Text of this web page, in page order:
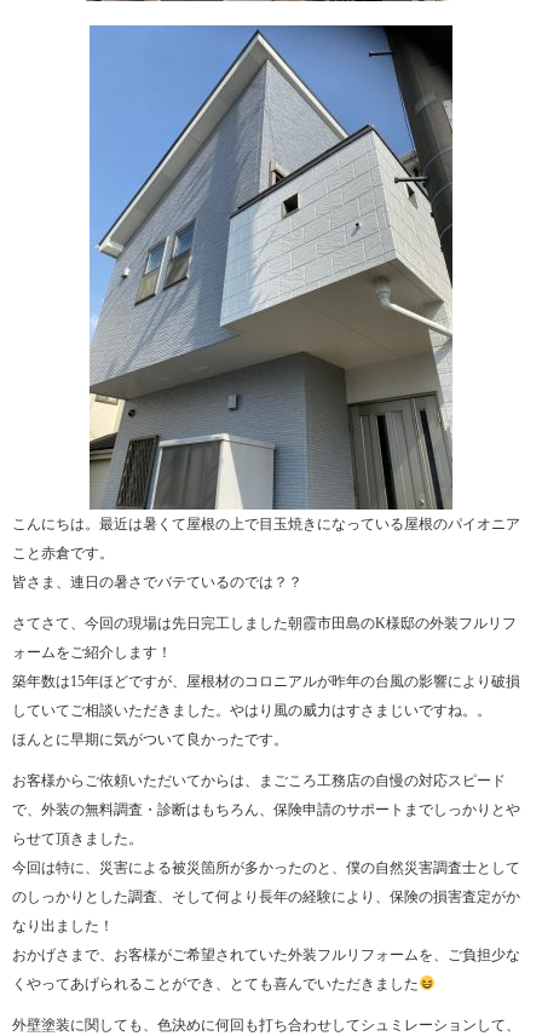
こんにちは。最近は暑くて屋根の上で目玉焼きになっている屋根のパイオニア
こと赤倉です。
皆さま、連日の暑さでバテているのでは？？
さてさて、今回の現場は先日完工しました朝霞市田島のK様邸の外装フルリフ
ォームをご紹介します！
築年数は15年ほどですが、屋根材のコロニアルが昨年の台風の影響により破損
していてご相談いただきました。やはり風の威力はすさまじいですね。。
ほんとに早期に気がついて良かったです。
お客様からご依頼いただいてからは、まごころ工務店の自慢の対応スピード
で、外装の無料調査・診断はもちろん、保険申請のサポートまでしっかりとや
らせて頂きました。
今回は特に、災害による被災箇所が多かったのと、僕の自然災害調査士として
のしっかりとした調査、そして何より長年の経験により、保険の損害査定がか
なり出ました！
おかげさまで、お客様がご希望されていた外装フルリフォームを、ご負担少な
くやってあげられることができ、とても喜んでいただきました
外壁塗装に関しても、色決めに何回も打ち合わせしてシュミレーションして、